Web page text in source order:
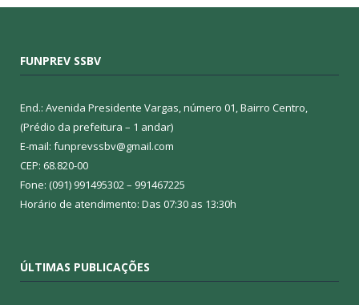
FUNPREV SSBV
End.: Avenida Presidente Vargas, número 01, Bairro Centro,
(Prédio da prefeitura – 1 andar)
E-mail: funprevssbv@gmail.com
CEP: 68.820-00
Fone: (091) 991495302 – 991467225
Horário de atendimento: Das 07:30 as 13:30h
ÚLTIMAS PUBLICAÇÕES